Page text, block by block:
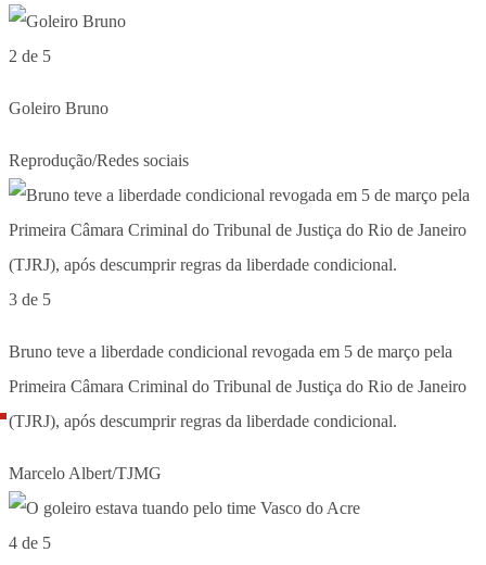
2 de 5
Goleiro Bruno
Reprodução/Redes sociais
3 de 5
Bruno teve a liberdade condicional revogada em 5 de março pela
Primeira Câmara Criminal do Tribunal de Justiça do Rio de Janeiro
(TJRJ), após descumprir regras da liberdade condicional.
Marcelo Albert/TJMG
4 de 5